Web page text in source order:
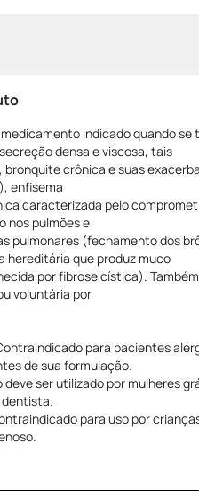
medicamento indicado quando
densa e viscosa, tais
crônica e suas
enfisema
caracterizada pelo
nos pulmões e
pulmonares (fechamento dos
hereditária que produz muco
por fibrose cística).
voluntária por
para pacientes
de sua formulação.
ser utilizado por mulheres
dentista.
para uso por